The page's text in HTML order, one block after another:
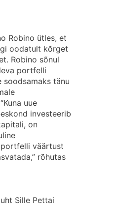
Robino ütles, et
oodatult kõrget
Robino sõnul
portfelli
soodsamaks tänu
uue
investeerib
on
väärtust
rõhutas
Sille Pettai